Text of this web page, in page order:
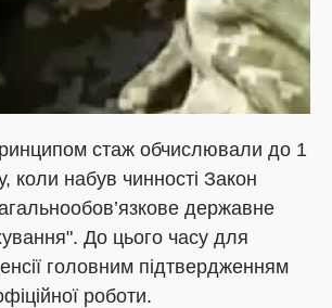
стаж обчислювали до 1
коли набув чинності Закон
державне
До цього часу для
головним підтвердженням
роботи.